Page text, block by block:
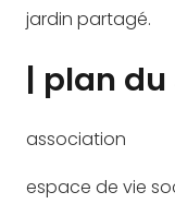
jardin partagé.
| plan du
association
espace de vie